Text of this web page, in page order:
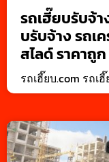
รถเฮี๊ยบรับจ้
บรับจ้าง รถเ
สไลด์ ราคาถูก
รถเฮี๊ยบ.com รถเ